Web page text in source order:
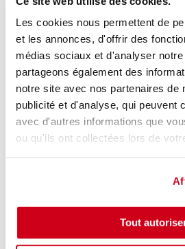
Les cookies nous permettent de
et les annonces, d'offrir des
médias sociaux et d'analyser
partageons également des
notre site avec nos partenaires de
publicité et d'analyse, qui peuvent
avec d'autres informations que
ou qu'ils ont collectées lors de
Tout
CRÉEZ UNE ALERTE
Garantie
jusqu'à 2
ans
Livraison dès
24h(2)
(1) Valable sur toutes les pièces détachées,
boîte à vitesse.
CONTACTEZ